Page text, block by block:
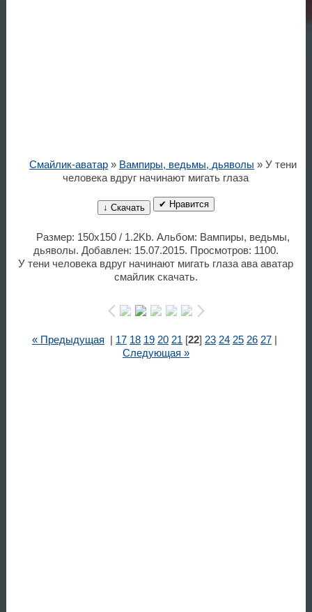
Смайлик-аватар» Вампиры, ведьмы, дьяволы » У тени
человека вдруг начинают мигать глаза
↓ Скачать ✔ Нравится
Размер: 150x150 / 1.2Kb. Альбом: Вампиры, ведьмы,
дьяволы. Добавлен: 15.07.2015. Просмотров: 1100.
У тени человека вдруг начинают мигать глаза ава аватар
смайлик скачать.
« Предыдущая 17 18 19 20 21 [22] 23 24 25 26 27|
Следующая »